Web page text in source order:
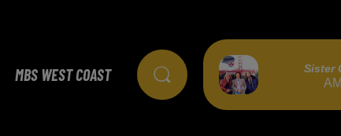
MBS WEST COAST Sister